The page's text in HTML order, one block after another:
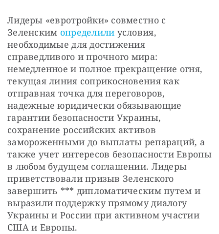
Лидеры «евротройки» совместно с
Зеленским определили условия,
необходимые для достижения
справедливого и прочного мира:
немедленное и полное прекращение огня,
текущая линия соприкосновения как
отправная точка для переговоров,
надежные юридически обязывающие
гарантии безопасности Украины,
сохранение российских активов
замороженными до выплаты репараций, а
также учет интересов безопасности Европы
в любом будущем соглашении. Лидеры
приветствовали призыв Зеленского
завершить *** дипломатическим путем и
выразили поддержку прямому диалогу
Украины и России при активном участии
США и Европы.